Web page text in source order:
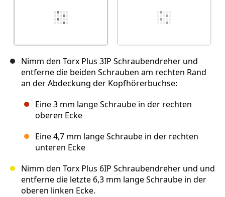
Nimm den Torx Plus 3IP Schraubendreher und
entferne die beiden Schrauben am rechten Rand
an der Abdeckung der Kopfhörerbuchse:
Eine 3 mm lange Schraube in der rechten
oberen Ecke
Eine 4,7 mm lange Schraube in der rechten
unteren Ecke
Nimm den Torx Plus 6IP Schraubendreher und und
entferne die letzte 6,3 mm lange Schraube in der
oberen linken Ecke.